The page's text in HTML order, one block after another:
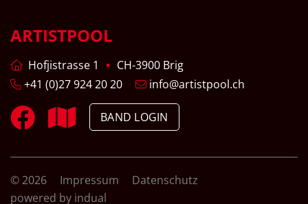
ARTISTPOOL
Hofjistrasse 1
CH-3900 Brig
+41 (0)27 924 20 20
info@artistpool.ch
BAND LOGIN
© 2026 Impressum
Datenschutz
powered by indual